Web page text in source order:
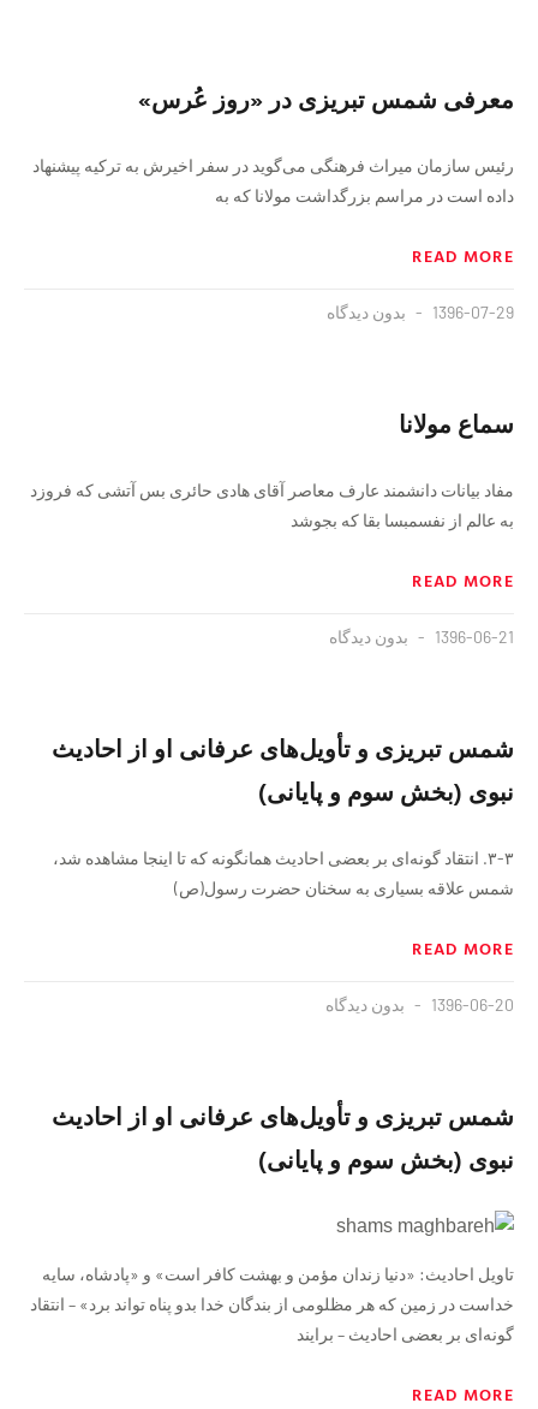
معرفی شمس تبريزی در «روز عُرس»
رئيس سازمان ميراث فرهنگی می‌گويد در سفر اخيرش به ترکيه پيشنهاد
داده است در مراسم بزرگداشت مولانا که به
READ MORE
1396-07-29 بدون دیدگاه
سماع مولانا
مفاد بيانات دانشمند عارف معاصر آقاى هادى حائرى بس آتشى كه فروزد
به عالم از نفسمبسا بقا كه بجوشد
READ MORE
1396-06-21 بدون دیدگاه
شمس تبریزی و تأویل‌های عرفانی او از احادیث
نبوی (بخش سوم و پایانی)
۳-۳. انتقاد گونه‌ای بر بعضی احادیث همانگونه که تا اینجا مشاهده شد،
شمس علاقه بسیاری به سخنان حضرت رسول(ص)
READ MORE
1396-06-20 بدون دیدگاه
شمس تبریزی و تأویل‌های عرفانی او از احادیث
نبوی (بخش سوم و پایانی)
تاویل احادیث: «دنیا زندان مؤمن و بهشت کافر است» و «پادشاه، سایه
خداست در زمین که هر مظلومی از بندگان خدا بدو پناه تواند برد» – انتقاد
گونه‌ای بر بعضی احادیث – برایند
READ MORE